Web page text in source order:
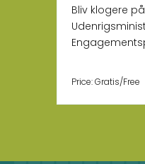
Bliv klogere
Price: Gratis/Free